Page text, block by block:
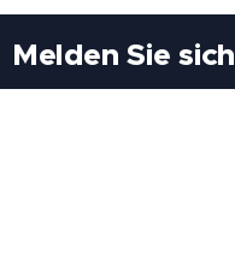
Melden Sie sich